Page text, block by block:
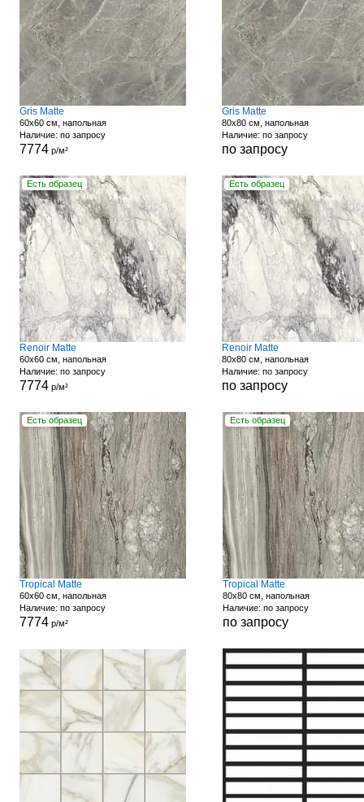
Gris Matte
60x60 см, напольная
Наличие: по запросу
7774р/м²
Gris Matte
80x80 см, напольная
Наличие: по запросу
по запросу
Есть образец
Renoir Matte
60x60 см, напольная
Наличие: по запросу
7774р/м²
Есть образец
Renoir Matte
80x80 см, напольная
Наличие: по запросу
по запросу
Есть образец
Tropical Matte
60x60 см, напольная
Наличие: по запросу
7774 р/м²
Есть образец
Tropical Matte
80x80 см, напольная
Наличие: по запросу
по запросу